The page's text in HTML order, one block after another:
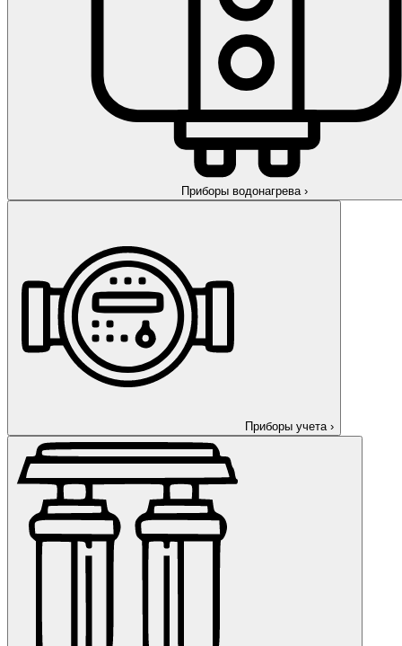
Приборы водонагрева ›
Приборы учета ›